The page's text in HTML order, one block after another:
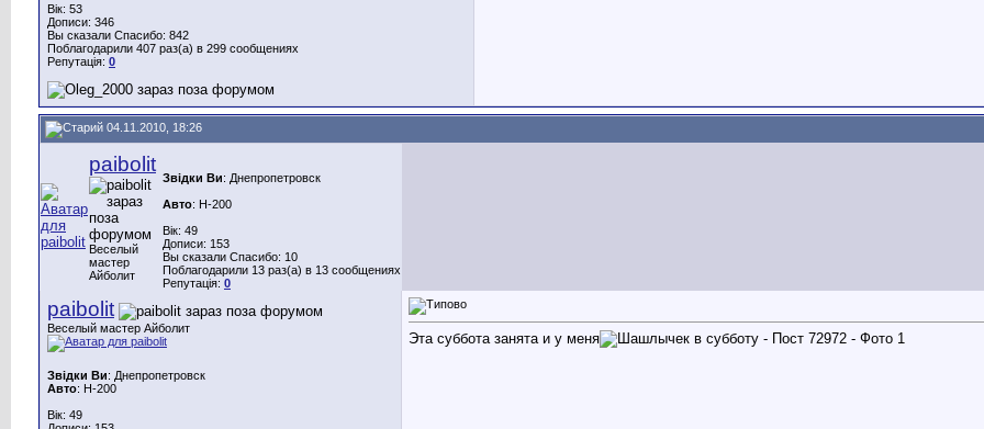
Вік: 53
Дописи: 346
Вы сказали Спасибо: 842
Поблагодарили 407 раз(а) в 299 сообщениях
Репутація: 0
04.11.2010, 18:26
paibolit
Веселый
мастер
Айболит
Звідки Ви: Днепропетровск
Авто: H-200
Вік: 49
Дописи: 153
Вы сказали Спасибо: 10
Поблагодарили 13 раз(а) в 13 сообщениях
Репутація: 0
paibolit
Веселый мастер Айболит
Звідки Ви: Днепропетровск
Авто: H-200
Вік: 49
Эта суббота занята и у меня